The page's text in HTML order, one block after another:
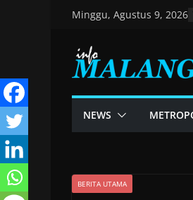
content
Minggu, Agustus 9, 2026
NEWS
BERITA UTAMA